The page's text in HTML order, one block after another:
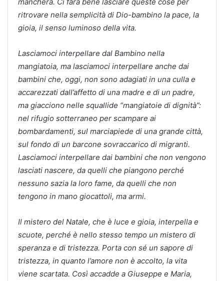
ritrovare nella semplicità di Dio-bambino la pace, la
gioia, il senso luminoso della vita.
Lasciamoci interpellare dal Bambino nella
mangiatoia, ma lasciamoci interpellare anche dai
bambini che, oggi, non sono adagiati in una culla e
accarezzati dall’affetto di una madre e di un padre,
ma giacciono nelle squallide “mangiatoie di dignità”:
nel rifugio sotterraneo per scampare ai
bombardamenti, sul marciapiede di una grande città,
sul fondo di un barcone sovraccarico di migranti.
Lasciamoci interpellare dai bambini che non vengono
lasciati nascere, da quelli che piangono perché
nessuno sazia la loro fame, da quelli che non
tengono in mano giocattoli, ma armi.
Il mistero del Natale, che è luce e gioia, interpella e
scuote, perché è nello stesso tempo un mistero di
speranza e di tristezza. Porta con sé un sapore di
tristezza, in quanto l’amore non è accolto, la vita
viene scartata. Così accadde a Giuseppe e Maria,